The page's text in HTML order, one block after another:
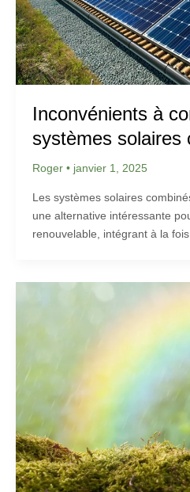
Inconvénients à
systèmes solaires
Roger • janvier 1, 2025
Les systèmes solaires
une alternative intéressante
renouvelable, intégrant à la